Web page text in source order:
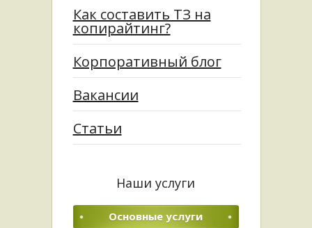
Как составить ТЗ на
копирайтинг?
Корпоративный блог
Вакансии
Статьи
Наши услуги
Основные услуги